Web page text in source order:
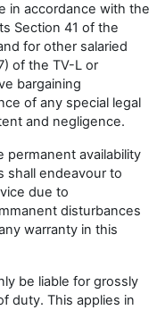
in accordance with the
Section 41 of the
for other salaried
of the TV-L or
bargaining
of any special legal
and negligence.
permanent availability
shall endeavour to
due to
disturbances
warranty in this
be liable for grossly
duty. This applies in